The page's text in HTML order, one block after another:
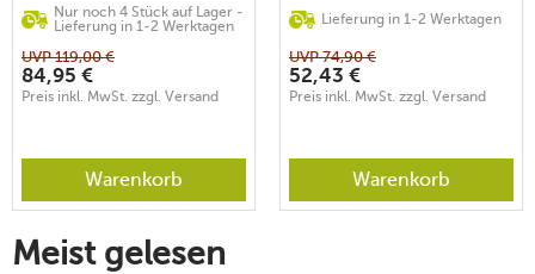
Nur noch 4 Stück auf Lager -
Lieferung in 1-2 Werktagen
UVP119,00 €
84,95 €
Preis inkl. MwSt. zzgl. Versand
Warenkorb
Lieferung in 1-2 Werktagen
UVP74,90 €
52,43 €
Preis inkl. MwSt. zzgl. Versand
Warenkorb
Meist gelesen